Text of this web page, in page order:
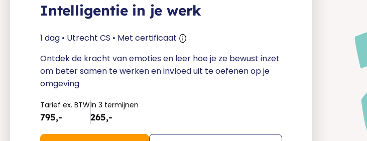
Intelligentie in je werk
1 dag • Utrecht CS • Met certificaat
Ontdek de kracht van emoties en leer hoe je ze bewust inzet
om beter samen te werken en invloed uit te oefenen op je
omgeving
Tarief ex. BTW
795,-
In 3 termijnen
265,-